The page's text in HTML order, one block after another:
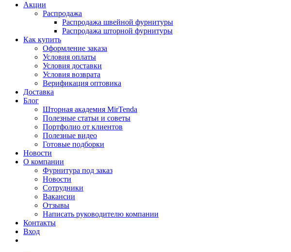
Акции
Распродажа
Распродажа швейной фурнитуры
Распродажа шторной фурнитуры
Как купить
Оформление заказа
Условия оплаты
Условия доставки
Условия возврата
Верификация оптовика
Доставка
Блог
Шторная академия MirTenda
Полезные статьи и советы
Портфолио от клиентов
Полезные видео
Готовые подборки
Новости
О компании
Фурнитура под заказ
Новости
Сотрудники
Вакансии
Отзывы
Написать руководителю компании
Контакты
Вход